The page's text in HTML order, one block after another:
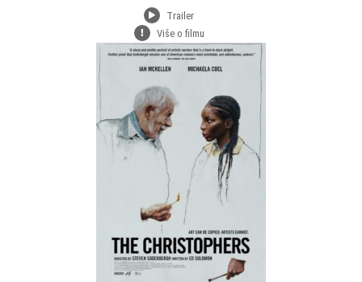
Trailer
Više o filmu
Objavljen:
Žanr:
komedija
drama
Trajanje:
Jezik: